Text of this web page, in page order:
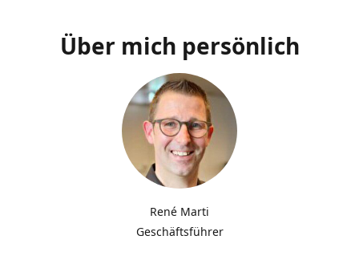
Über mich persönlich
René Marti
Geschäftsführer